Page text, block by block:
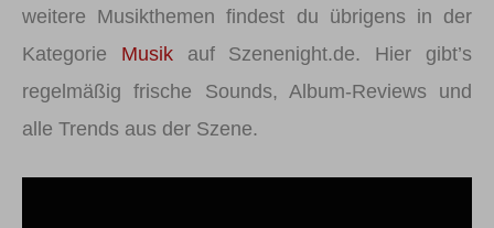
weitere Musikthemen findest du übrigens in der
Kategorie Musikauf Szenenight.de. Hier gibt’s
regelmäßig frische Sounds, Album-Reviews und
alle Trends aus der Szene.